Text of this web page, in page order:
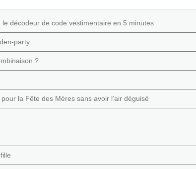
décodeur de code vestimentaire en 5 minutes
party
?
la Fête des Mères sans avoir l’air déguisé